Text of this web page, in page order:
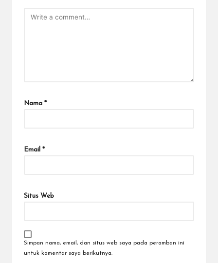
Nama *
Email *
Situs Web
Simpan nama, email, dan situs web saya pada peramban ini
untuk komentar saya berikutnya.